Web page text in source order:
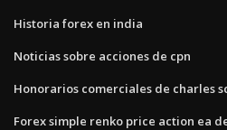
Historia forex en india
Noticias sobre acciones de cpn
Honorarios comerciales de charles
Forex simple renko price action ea